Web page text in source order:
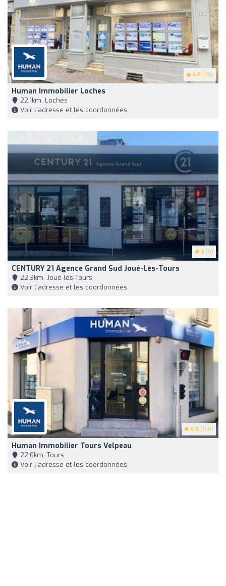
4.8 (96)
Human Immobilier Loches
22,1km, Loches
Voir l'adresse et les coordonnées
5 (5)
CENTURY 21 Agence Grand Sud Joué-Lès-Tours
22,3km, Joué-lés-Tours
Voir l'adresse et les coordonnées
4.9 (158)
Human Immobilier Tours Velpeau
22,6km, Tours
Voir l'adresse et les coordonnées